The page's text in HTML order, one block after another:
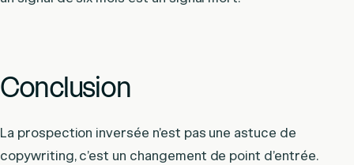
Conclusion
La prospection inversée n’est pas une astuce de
copywriting, c’est un changement de point d’entrée.